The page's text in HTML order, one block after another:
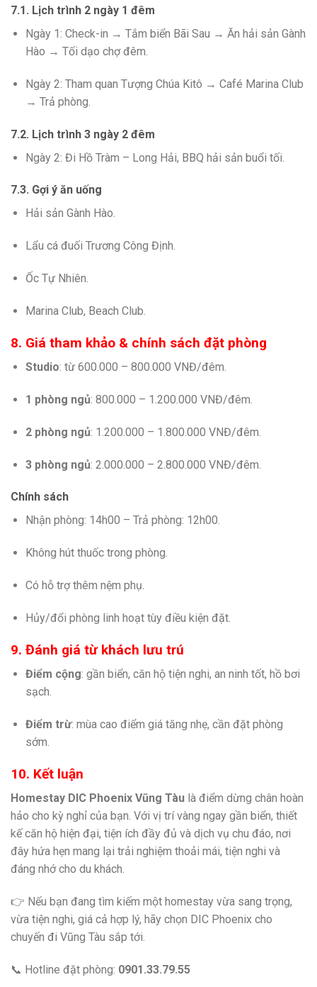
7.1. Lịch trình 2 ngày 1 đêm
Ngày 1: Check-in → Tắm biển Bãi Sau → Ăn hải sản Gành
Hào → Tối dạo chợ đêm.
Ngày 2: Tham quan Tượng Chúa Kitô → Café Marina Club
→ Trả phòng.
7.2. Lịch trình 3 ngày 2 đêm
Ngày 2: Đi Hồ Tràm – Long Hải, BBQ hải sản buổi tối.
7.3. Gợi ý ăn uống
Hải sản Gành Hào.
Lẩu cá đuối Trương Công Định.
Ốc Tự Nhiên.
Marina Club, Beach Club.
8. Giá tham khảo & chính sách đặt phòng
Studio: từ 600.000 – 800.000 VNĐ/đêm.
1 phòng ngủ: 800.000 – 1.200.000 VNĐ/đêm.
2 phòng ngủ: 1.200.000 – 1.800.000 VNĐ/đêm.
3 phòng ngủ: 2.000.000 – 2.800.000 VNĐ/đêm.
Chính sách
Nhận phòng: 14h00 – Trả phòng: 12h00.
Không hút thuốc trong phòng.
Có hỗ trợ thêm nệm phụ.
Hủy/đổi phòng linh hoạt tùy điều kiện đặt.
9. Đánh giá từ khách lưu trú
Điểm cộng: gần biển, căn hộ tiện nghi, an ninh tốt, hồ bơi
sạch.
Điểm trừ: mùa cao điểm giá tăng nhẹ, cần đặt phòng
sớm.
10. Kết luận
Homestay DIC Phoenix Vũng Tàu là điểm dừng chân hoàn
hảo cho kỳ nghỉ của bạn. Với vị trí vàng ngay gần biển, thiết
kế căn hộ hiện đại, tiện ích đầy đủ và dịch vụ chu đáo, nơi
đây hứa hẹn mang lại trải nghiệm thoải mái, tiện nghi và
đáng nhớ cho du khách.
👉 Nếu bạn đang tìm kiếm một homestay vừa sang trọng,
vừa tiện nghi, giá cả hợp lý, hãy chọn DIC Phoenix cho
chuyến đi Vũng Tàu sắp tới.
📞 Hotline đặt phòng: 0901.33.79.55